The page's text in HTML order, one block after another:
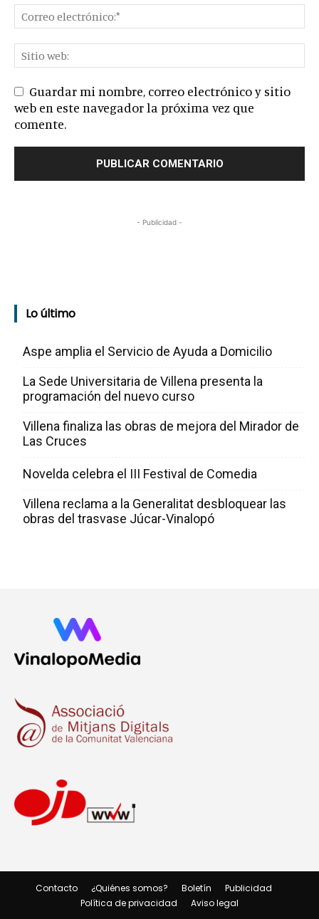
Guardar mi nombre, correo electrónico y sitio
web en este navegador la próxima vez que
comente.
- Publicidad -
Lo último
Aspe amplia el Servicio de Ayuda a Domicilio
La Sede Universitaria de Villena presenta la
programación del nuevo curso
Villena finaliza las obras de mejora del Mirador de
Las Cruces
Novelda celebra el III Festival de Comedia
Villena reclama a la Generalitat desbloquear las
obras del trasvase Júcar-Vinalopó
Contacto ¿Quiénes somos? Boletín
Publicidad
Política de privacidad
Aviso legal